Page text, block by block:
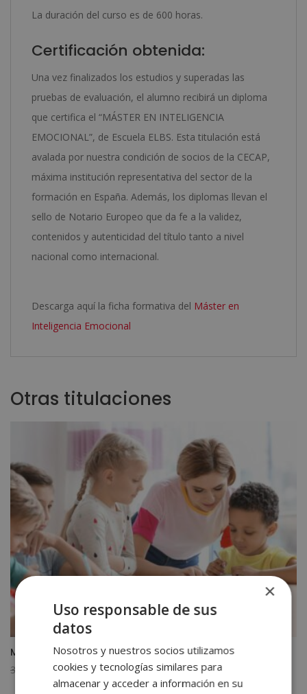
La duración del curso es de 600 horas.
Certificación obtenida:
Una vez finalizados los estudios y superadas las
pruebas de evaluación, el alumno recibirá un diploma
que certifica el “MÁSTER EN INTELIGENCIA
EMOCIONAL”, de Escuela ELBS. Esta titulación está
avalada por nuestra condición de socios de la CECAP,
máxima institución representativa del sector de la
formación en España. Además, los diplomas llevan el
sello de Notario Europeo que da fe a la validez,
contenidos y autenticidad del título tanto a nivel
nacional como internacional.
Descarga aquí la ficha formativa del Máster en
Inteligencia Emocional
Otras titulaciones
Máster en Coaching Educativo
3.560,00 €El
precio
890,00€El
precio
×
Uso responsable de sus
datos
Nosotros y nuestros socios utilizamos
cookies y tecnologías similares para
almacenar y acceder a información en su